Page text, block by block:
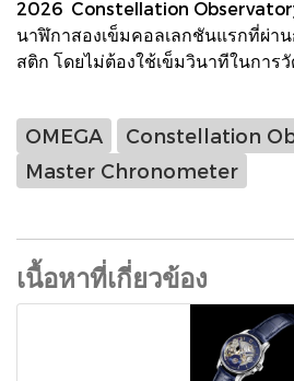
2026 Constellation
นาฬิกาสองเข็มคอลเลกชันแรกที่ผ่า
สติก โดยไม่ต้องใช้เข็มวินาทีในการวั
OMEGA
Constellation
Master Chronometer
เนื้อหาที่เกี่ยวข้อง